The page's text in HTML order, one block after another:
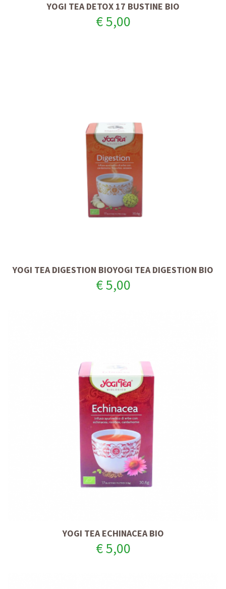
YOGI TEA DETOX 17 BUSTINE BIO
€ 5,00
YOGI TEA DIGESTION BIOYOGI TEA DIGESTION BIO
€ 5,00
YOGI TEA ECHINACEA BIO
€ 5,00